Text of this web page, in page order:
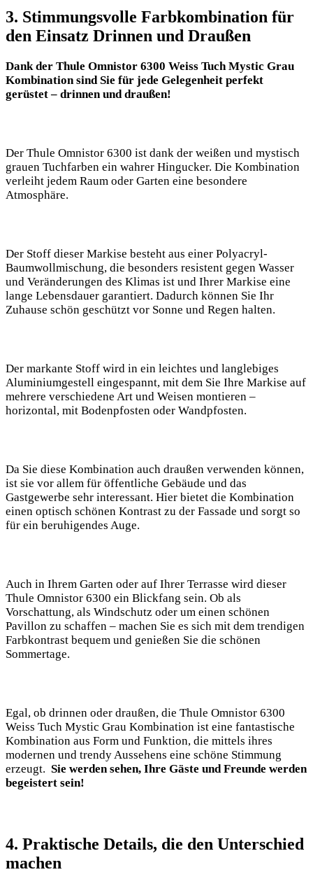
3. Stimmungsvolle Farbkombination für
den Einsatz Drinnen und Draußen
Dank ⁢der Thule Omnistor 6300 Weiss Tuch Mystic Grau
Kombination sind Sie für jede Gelegenheit ‍perfekt
gerüstet – drinnen und draußen!
Der⁢ Thule Omnistor⁤ 6300 ‌ist dank der weißen und mystisch
grauen Tuchfarben ein wahrer Hingucker. Die Kombination⁣
verleiht jedem Raum oder Garten ‍eine besondere‍
Atmosphäre.
Der Stoff dieser Markise ⁤besteht aus einer Polyacryl-
Baumwollmischung, die besonders resistent gegen Wasser
und Veränderungen des Klimas ist und Ihrer Markise‍ eine
lange Lebensdauer garantiert. Dadurch können Sie Ihr⁤
Zuhause schön geschützt vor Sonne und Regen halten.
Der⁣ markante Stoff wird in ein​ leichtes und langlebiges
Aluminiumgestell eingespannt, mit dem Sie Ihre Markise auf
mehrere⁤ verschiedene ⁣Art und Weisen montieren –
horizontal, mit Bodenpfosten oder ⁢Wandpfosten.
Da ‌Sie diese Kombination auch draußen ‌verwenden können,
ist sie vor allem für öffentliche Gebäude und das
Gastgewerbe sehr interessant. Hier bietet die Kombination
einen optisch schönen ‍Kontrast zu der Fassade und sorgt so
für ein beruhigendes Auge.
Auch in Ihrem Garten oder auf Ihrer Terrasse wird dieser‌
Thule Omnistor⁤ 6300 ein Blickfang sein. Ob als
Vorschattung, als Windschutz oder um einen schönen
Pavillon zu schaffen – ​machen Sie es sich mit dem⁣ trendigen
Farbkontrast bequem und genießen Sie die schönen
Sommertage.
Egal, ob drinnen oder draußen, die Thule Omnistor 6300
Weiss Tuch Mystic Grau Kombination ist ⁤eine fantastische
Kombination aus Form und‌ Funktion, die mittels ihres​
modernen und trendy Aussehens eine schöne Stimmung⁣
erzeugt. ‌ Sie werden​ sehen, Ihre ⁢Gäste und Freunde⁣ werden
begeistert sein!
4.‌ Praktische Details, die den Unterschied
machen